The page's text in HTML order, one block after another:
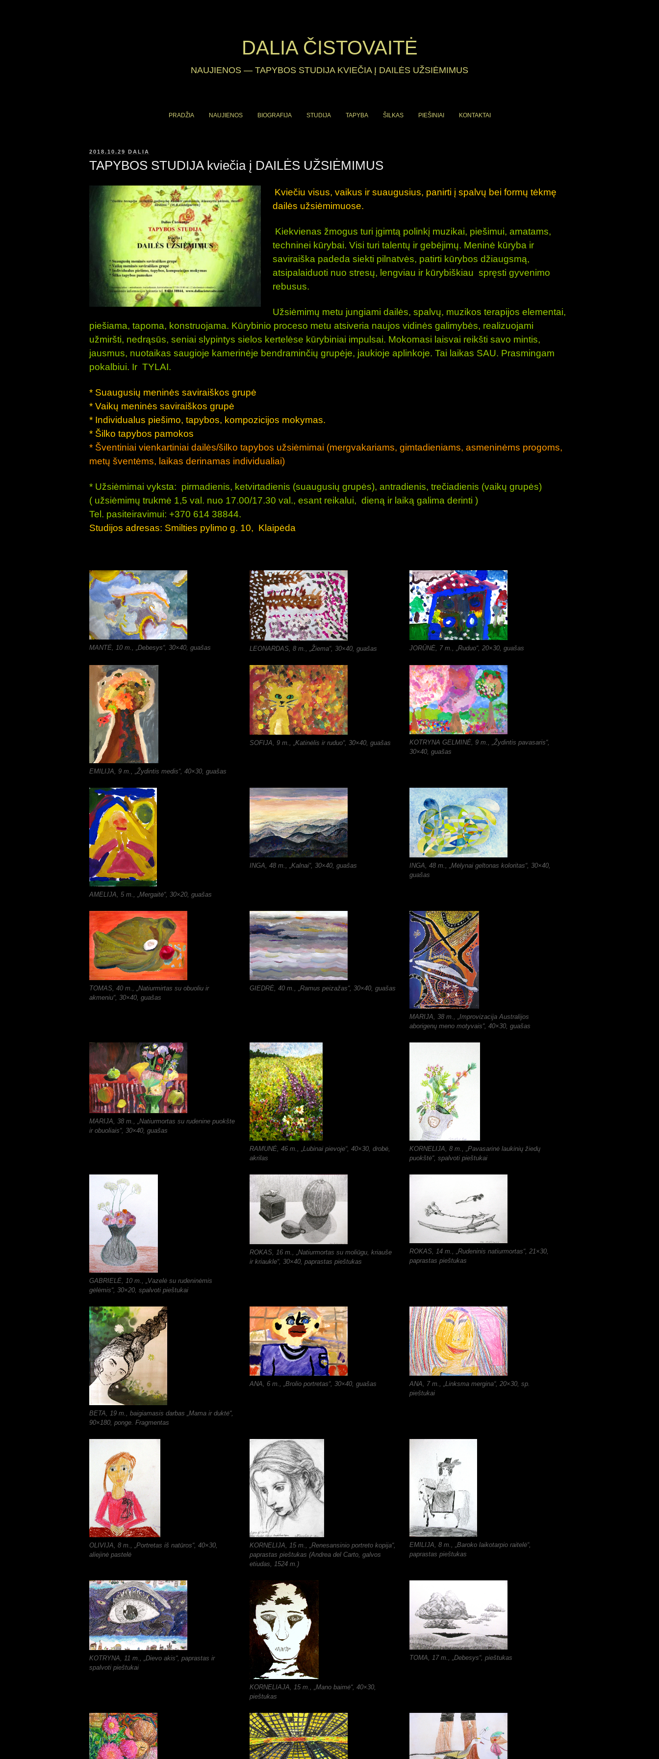
DALIA ČISTOVAITĖ
NAUJIENOS — TAPYBOS STUDIJA KVIEČIA Į DAILĖS UŽSIĖMIMUS
PRADŽIA NAUJIENOS BIOGRAFIJA STUDIJA TAPYBA ŠILKAS PIEŠINIAI KONTAKTAI
PASKELBTA
2018.10.29 DALIA
TAPYBOS STUDIJA kviečia į DAILĖS UŽSIĖMIMUS
Kviečiu visus, vaikus ir suaugusius, panirti į spalvų bei formų tėkmę
dailės užsiėmimuose.
Kiekvienas žmogus turi įgimtą polinkį muzikai, piešimui, amatams,
techninei kūrybai. Visi turi talentų ir gebėjimų. Meninė kūryba ir
saviraiška padeda siekti pilnatvės, patirti kūrybos džiaugsmą,
atsipalaiduoti nuo stresų, lengviau ir kūrybiškiau spręsti gyvenimo
rebusus.
Užsiėmimų metu jungiami dailės, spalvų, muzikos terapijos elementai,
piešiama, tapoma, konstruojama. Kūrybinio proceso metu atsiveria naujos vidinės galimybės, realizuojami
užmiršti, nedrąsūs, seniai slypintys sielos kertelėse kūrybiniai impulsai. Mokomasi laisvai reikšti savo mintis,
jausmus, nuotaikas saugioje kamerinėje bendraminčių grupėje, jaukioje aplinkoje. Tai laikas SAU. Prasmingam
pokalbiui. Ir TYLAI.
* Suaugusių meninės saviraiškos grupė
* Vaikų meninės saviraiškos grupė
* Individualus piešimo, tapybos, kompozicijos mokymas.
* Šilko tapybos pamokos
* Šventiniai vienkartiniai dailės/šilko tapybos užsiėmimai (mergvakariams, gimtadieniams, asmeninėms progoms,
metų šventėms, laikas derinamas individualiai)
* Užsiėmimai vyksta: pirmadienis, ketvirtadienis (suaugusių grupės), antradienis, trečiadienis (vaikų grupės)
( užsiėmimų trukmė 1,5 val. nuo 17.00/17.30 val., esant reikalui, dieną ir laiką galima derinti )
Tel. pasiteiravimui: +370 614 38844.
Studijos adresas: Smilties pylimo g. 10, Klaipėda
MANTĖ, 10 m., „Debesys“, 30×40, guašas LEONARDAS, 8 m., „Žiema“, 30×40, guašas JORŪNĖ, 7 m., „Ruduo“, 20×30, guašas
EMILIJA, 9 m., „Žydintis medis“, 40×30, guašas
SOFIJA, 9 m., „Katinėlis ir ruduo“, 30×40, guašas
KOTRYNA GELMINĖ, 9 m., „Žydintis pavasaris“,
30×40, guašas
AMELIJA, 5 m., „Mergaitė“, 30×20, guašas
INGA, 48 m., „Kalnai“, 30×40, guašas
INGA, 48 m., „Mėlynai geltonas koloritas“, 30×40,
guašas
TOMAS, 40 m., „Natiurmirtas su obuoliu ir
akmeniu“, 30×40, guašas
GIEDRĖ, 40 m., „Ramus peizažas“, 30×40, guašas
MARIJA, 38 m., „Improvizacija Australijos
aborigenų meno motyvais“, 40×30, guašas
MARIJA, 38 m., „Natiurmortas su rudenine puokšte
ir obuoliais“, 30×40, guašas
RAMUNĖ, 46 m., „Lubinai pievoje“, 40×30, drobė,
akrilas
KORNELIJA, 8 m., „Pavasarinė laukinių žiedų
puokštė“, spalvoti pieštukai
GABRIELĖ, 10 m., „Vazelė su rudeninėmis
gėlėmis“, 30×20, spalvoti pieštukai
ROKAS, 16 m., „Natiurmortas su moliūgu, kriauše
ir kriaukle“, 30×40, paprastas pieštukas
ROKAS, 14 m., „Rudeninis natiurmortas“, 21×30,
paprastas pieštukas
BETA, 19 m., baigiamasis darbas „Mama ir duktė“,
90×180, ponge. Fragmentas
ANA, 6 m., „Brolio portretas“, 30×40, guašas
ANA, 7 m., „Linksma mergina“, 20×30, sp.
pieštukai
OLIVIJA, 8 m., „Portretas iš natūros“, 40×30,
aliejinė pastelė
KORNELIJA, 15 m., „Renesansinio portreto kopija“,
paprastas pieštukas (Andrea del Carto, galvos
etiudas, 1524 m.)
EMILIJA, 8 m., „Baroko laikotarpio raitelė“,
paprastas pieštukas
KOTRYNA, 11 m., „Dievo akis“, paprastas ir
spalvoti pieštukai
KORNELIAJA, 15 m., „Mano baimė“, 40×30,
pieštukas
TOMA, 17 m., „Debesys“, pieštukas